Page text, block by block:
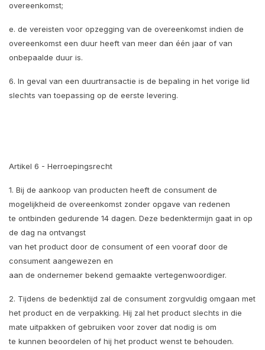
overeenkomst;
e. de vereisten voor opzegging van de overeenkomst indien de
overeenkomst een duur heeft van meer dan één jaar of van
onbepaalde duur is.
6. In geval van een duurtransactie is de bepaling in het vorige lid
slechts van toepassing op de eerste levering.
Artikel 6 - Herroepingsrecht
1. Bij de aankoop van producten heeft de consument de
mogelijkheid de overeenkomst zonder opgave van redenen
te ontbinden gedurende 14 dagen. Deze bedenktermijn gaat in op
de dag na ontvangst
van het product door de consument of een vooraf door de
consument aangewezen en
aan de ondernemer bekend gemaakte vertegenwoordiger.
2. Tijdens de bedenktijd zal de consument zorgvuldig omgaan met
het product en de verpakking. Hij zal het product slechts in die
mate uitpakken of gebruiken voor zover dat nodig is om
te kunnen beoordelen of hij het product wenst te behouden.